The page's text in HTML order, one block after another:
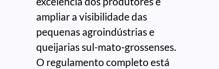
ampliar a visibilidade das
pequenas agroindústrias e
queijarias sul-mato-grossenses.
O regulamento completo está